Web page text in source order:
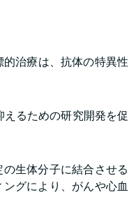
治療は、抗体の特異性
るための研究開発を促
生体分子に結合させる
グにより、がんや心血